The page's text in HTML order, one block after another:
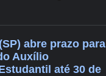
abre prazo para
Auxílio
até 30 de